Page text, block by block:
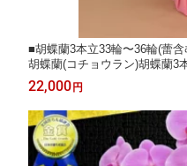
■胡蝶蘭3本立33輪〜36輪(蕾
胡蝶蘭(コチョウラン)胡蝶蘭3
い・胡蝶蘭 3本立ち/胡蝶蘭 送
い花・お供え花・ 【ラン・胡
お歳暮正月
22,000 円